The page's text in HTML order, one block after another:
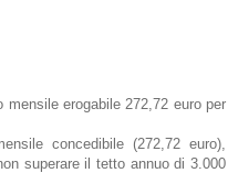
erogabile 272,72 euro per
concedibile (272,72 euro),
superare il tetto annuo di 3.000